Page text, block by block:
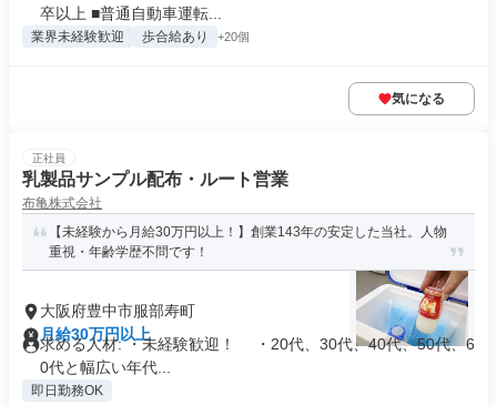
卒以上 ■普通自動車運転...
業界未経験歓迎 歩合給あり +20個
気になる
正社員
乳製品サンプル配布・ルート営業
布亀株式会社
【未経験から月給30万円以上！】創業143年の安定した当社。人物
重視・年齢学歴不問です！
大阪府豊中市服部寿町
月給30万円以上
求める人材: ・未経験歓迎！ ・20代、30代、40代、50代、6
0代と幅広い年代...
即日勤務OK